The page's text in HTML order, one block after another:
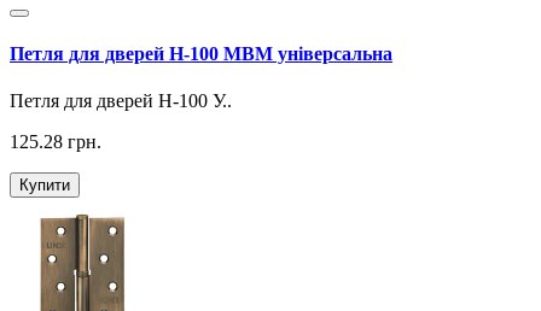
Петля для дверей H-100 МВМ універсальна
Петля для дверей H-100 У..
125.28 грн.
Купити